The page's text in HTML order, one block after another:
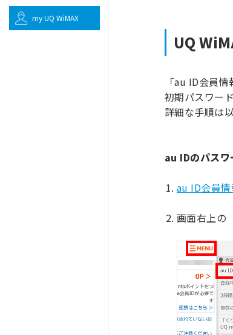
UQ
「au ID会員
初期パスワー
詳細な手順は
au IDのパス
au ID会員
画面右上の
my UQ WiMAX